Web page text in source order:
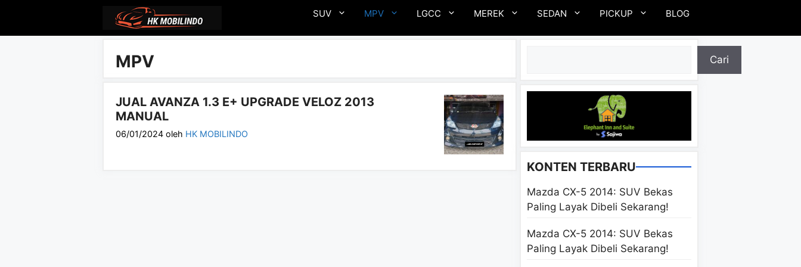
isi
SUV MPV LGCC MEREK SEDAN PICKUP BLOG
MPV
JUAL AVANZA 1.3 E+ UPGRADE VELOZ 2013
MANUAL
06/01/2024 oleh HK MOBILINDO
Cari
KONTEN TERBARU
Mazda CX-5 2014: SUV Bekas
Paling Layak Dibeli Sekarang!
Mazda CX-5 2014: SUV Bekas
Paling Layak Dibeli Sekarang!